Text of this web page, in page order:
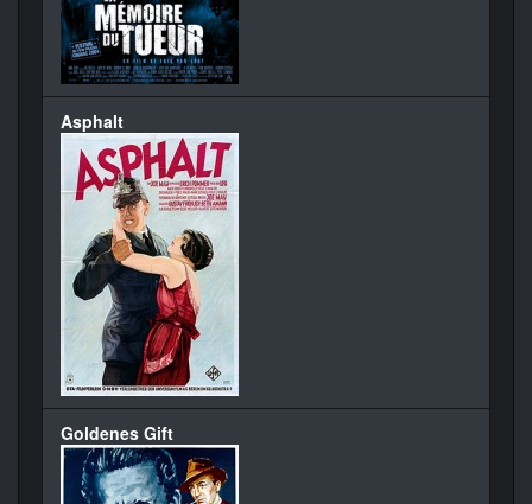
Asphalt
Goldenes Gift